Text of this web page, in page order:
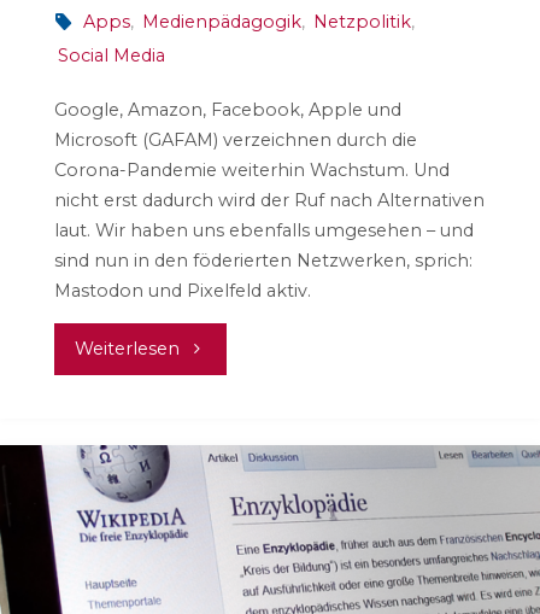
Apps, Medienpädagogik, Netzpolitik,
Social Media
Google, Amazon, Facebook, Apple und
Microsoft (GAFAM) verzeichnen durch die
Corona-Pandemie weiterhin Wachstum. Und
nicht erst dadurch wird der Ruf nach Alternativen
laut. Wir haben uns ebenfalls umgesehen – und
sind nun in den föderierten Netzwerken, sprich:
Mastodon und Pixelfeld aktiv.
Weiterlesen "Mastodon
Pixelfed"